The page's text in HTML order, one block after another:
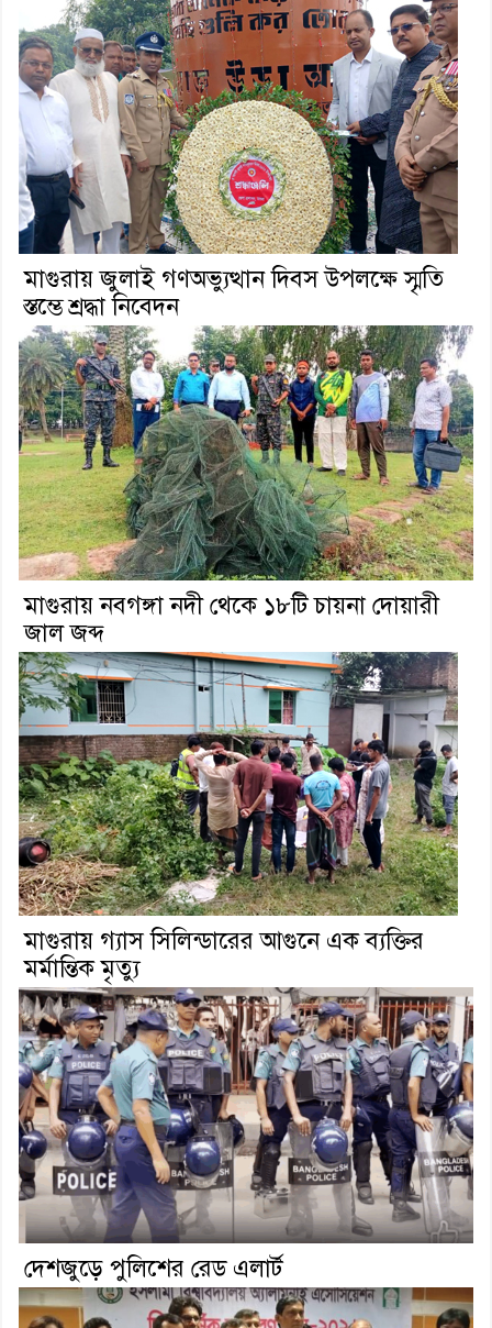
মাগুরায় জুলাই গণঅভ্যুত্থান দিবস উপলক্ষে স্মৃতি
স্তম্ভে শ্রদ্ধা নিবেদন
মাগুরায় নবগঙ্গা নদী থেকে ১৮টি চায়না দোয়ারী
জাল জব্দ
মাগুরায় গ্যাস সিলিন্ডারের আগুনে এক ব্যক্তির
মর্মান্তিক মৃত্যু
দেশজুড়ে পুলিশের রেড এলার্ট